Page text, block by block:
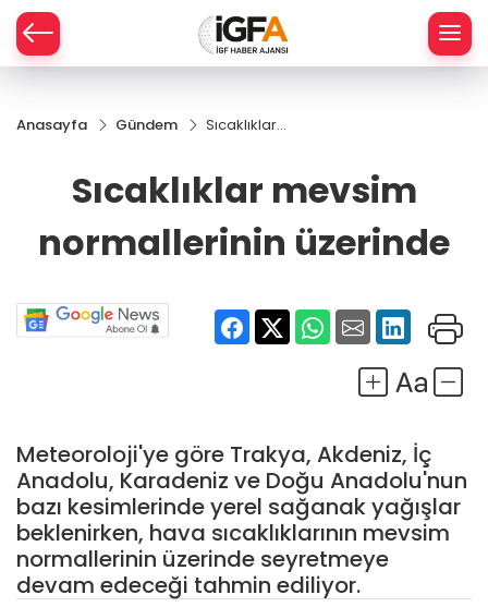
Anasayfa Gündem
Sıcaklıklar
üzerinde
Sıcaklıklar mevsim
normallerinin üzerinde
Meteoroloji'ye göre Trakya, Akdeniz, İç
Anadolu, Karadeniz ve Doğu Anadolu'nun
bazı kesimlerinde yerel sağanak yağışlar
beklenirken, hava sıcaklıklarının mevsim
normallerinin üzerinde seyretmeye
devam edeceği tahmin ediliyor.